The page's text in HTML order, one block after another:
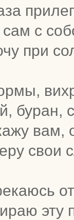
с
при
буран,
вам,
свои
эту